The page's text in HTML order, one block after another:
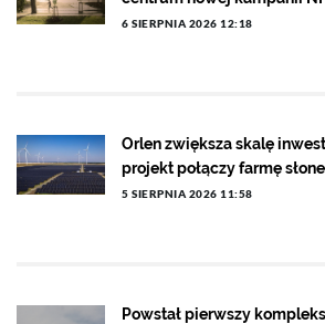
6 SIERPNIA 2026 12:18
Orlen zwiększa skalę
projekt połączy farmę
5 SIERPNIA 2026 11:58
Powstał pierwszy